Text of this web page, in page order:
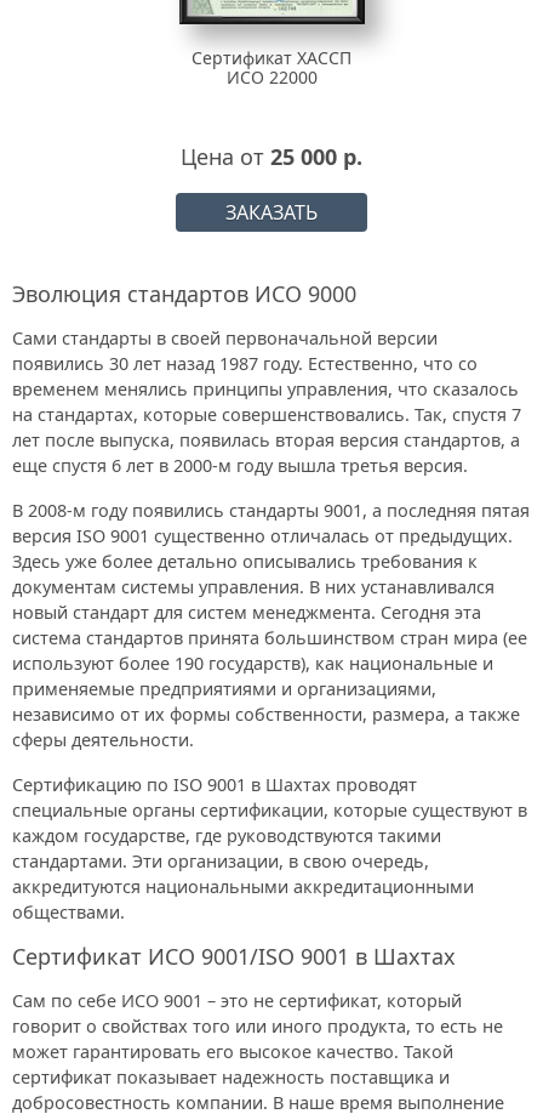
Сертификат ХАССП
ИСО 22000
Цена от 25 000 р.
ЗАКАЗАТЬ
Эволюция стандартов ИСО 9000
Сами стандарты в своей первоначальной версии
появились 30 лет назад 1987 году. Естественно, что со
временем менялись принципы управления, что сказалось
на стандартах, которые совершенствовались. Так, спустя 7
лет после выпуска, появилась вторая версия стандартов, а
еще спустя 6 лет в 2000-м году вышла третья версия.
В 2008-м году появились стандарты 9001, а последняя пятая
версия ISO 9001 существенно отличалась от предыдущих.
Здесь уже более детально описывались требования к
документам системы управления. В них устанавливался
новый стандарт для систем менеджмента. Сегодня эта
система стандартов принята большинством стран мира (ее
используют более 190 государств), как национальные и
применяемые предприятиями и организациями,
независимо от их формы собственности, размера, а также
сферы деятельности.
Сертификацию по ISO 9001 в Шахтах проводят
специальные органы сертификации, которые существуют в
каждом государстве, где руководствуются такими
стандартами. Эти организации, в свою очередь,
аккредитуются национальными аккредитационными
обществами.
Сертификат ИСО 9001/ISO 9001 в Шахтах
Сам по себе ИСО 9001 – это не сертификат, который
говорит о свойствах того или иного продукта, то есть не
может гарантировать его высокое качество. Такой
сертификат показывает надежность поставщика и
добросовестность компании. В наше время выполнение